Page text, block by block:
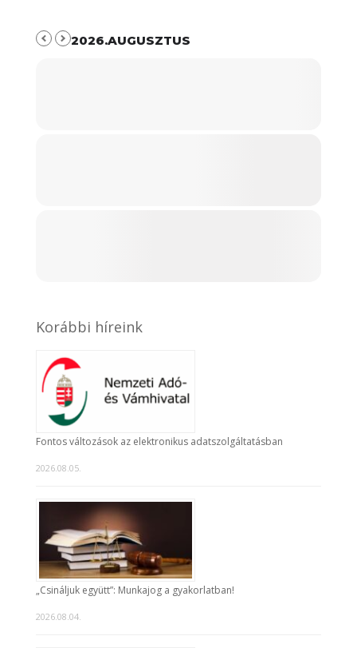
2026.AUGUSZTUS
Korábbi híreink
Fontos változások az elektronikus adatszolgáltatásban
2026.08.05.
„Csináljuk együtt”: Munkajog a gyakorlatban!
2026.08.04.